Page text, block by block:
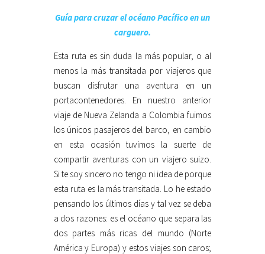
Guía para cruzar el océano Pacífico en un
carguero.
Esta ruta es sin duda la más popular, o al
menos la más transitada por viajeros que
buscan disfrutar una aventura en un
portacontenedores. En nuestro anterior
viaje de Nueva Zelanda a Colombia fuimos
los únicos pasajeros del barco, en cambio
en esta ocasión tuvimos la suerte de
compartir aventuras con un viajero suizo.
Si te soy sincero no tengo ni idea de porque
esta ruta es la más transitada. Lo he estado
pensando los últimos días y tal vez se deba
a dos razones: es el océano que separa las
dos partes más ricas del mundo (Norte
América y Europa) y estos viajes son caros;